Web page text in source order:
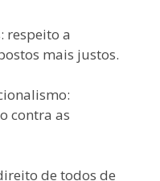
respeito a
mais justos.
contra as
de todos de